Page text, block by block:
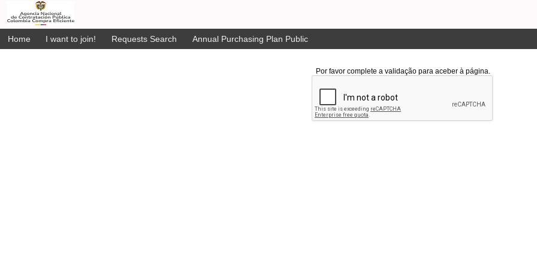
Home I want to join! Requests Search Annual Purchasing Plan Public
Por favor complete a validação para aceber à página.